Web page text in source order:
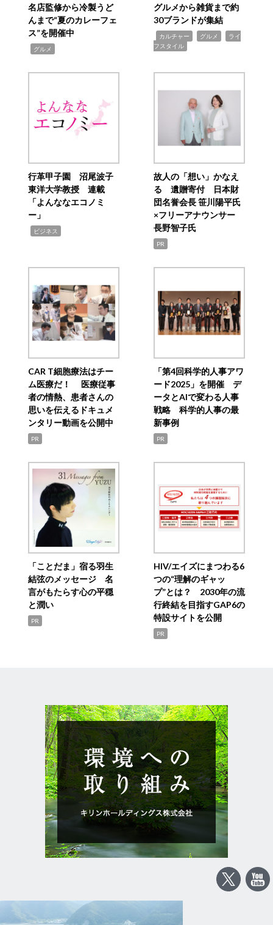
名店監修から冷製うど
んまで“夏のカレーフェ
ス”を開催中
グルメ
グルメから雑貨まで約
30ブランドが集結
カルチャー グルメ
ライ
フスタイル
行革甲子園 沼尾波子
東洋大学教授 連載
「よんななエコノミ
ー」
ビジネス
故人の「想い」かなえ
る 遺贈寄付 日本財
団名誉会長 笹川陽平氏
×フリーアナウンサー
長野智子氏
PR
CAR T細胞療法はチー
ム医療だ！ 医療従事
者の情熱、患者さんの
思いを伝えるドキュメ
ンタリー動画を公開中
PR
「第4回科学的人事アワ
ード2025」を開催 デ
ータとAIで変わる人事
戦略 科学的人事の最
新事例
PR
「ことだま」宿る羽生
結弦のメッセージ 名
言がもたらす心の平穏
と潤い
PR
HIV/エイズにまつわる6
つの“理解のギャッ
プ”とは？ 2030年の流
行終結を目指すGAP6の
特設サイトを公開
PR